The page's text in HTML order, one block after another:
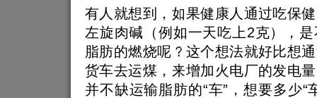
有人就想到，如果健康人通过吃保
左旋肉碱（例如一天吃上2克），
脂肪的燃烧呢？这个想法就好比想
货车去运煤，来增加火电厂的发电
并不缺运输脂肪的“车”，想要多少“